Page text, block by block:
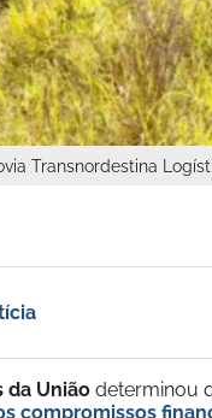
Transnordestina
da União determinou
compromissos